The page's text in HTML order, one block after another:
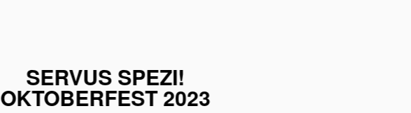
SERVUS SPEZI!
OKTOBERFEST 2023